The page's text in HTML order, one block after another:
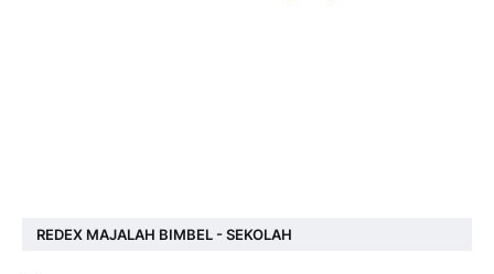
REDEX MAJALAH BIMBEL - SEKOLAH